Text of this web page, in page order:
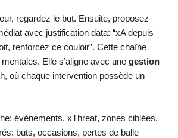
regardez le but. Ensuite, proposez
avec justification data: “xA depuis
renforcez ce couloir”. Cette chaîne
Elle s’aligne avec une gestion
où chaque intervention possède un
événements, xThreat, zones ciblées.
buts, occasions, pertes de balle